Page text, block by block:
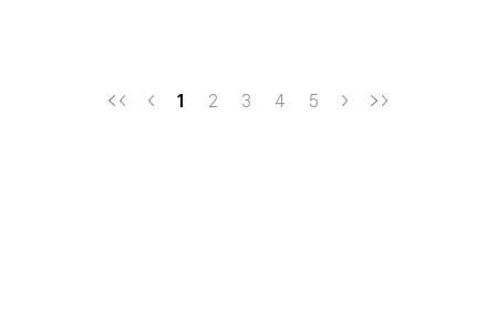
1 2 3 4 5